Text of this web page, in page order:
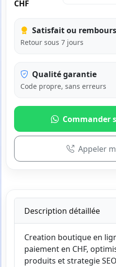
CHF
Satisfait ou
Retour sous 7 jours
Qualité garantie
Code propre, sans erreurs
Commander
Appeler
Description détaillée
Creation boutique en
paiement en CHF,
produits et strategie